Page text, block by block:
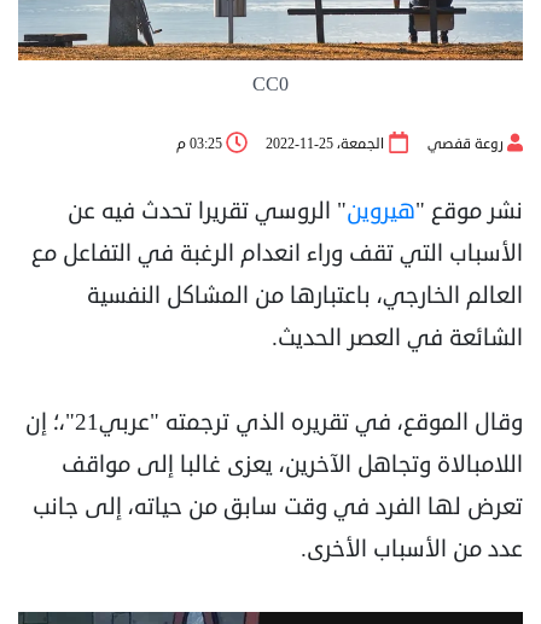
CC0
روعة قفصي الجمعة، 25-11-2022 03:25 م
نشر موقع "هيروين" الروسي تقريرا تحدث فيه عن
الأسباب التي تقف وراء انعدام الرغبة في التفاعل مع
العالم الخارجي، باعتبارها من المشاكل النفسية
الشائعة في العصر الحديث.
وقال الموقع، في تقريره الذي ترجمته "عربي21"،؛ إن
اللامبالاة وتجاهل الآخرين، يعزى غالبا إلى مواقف
تعرض لها الفرد في وقت سابق من حياته، إلى جانب
عدد من الأسباب الأخرى.